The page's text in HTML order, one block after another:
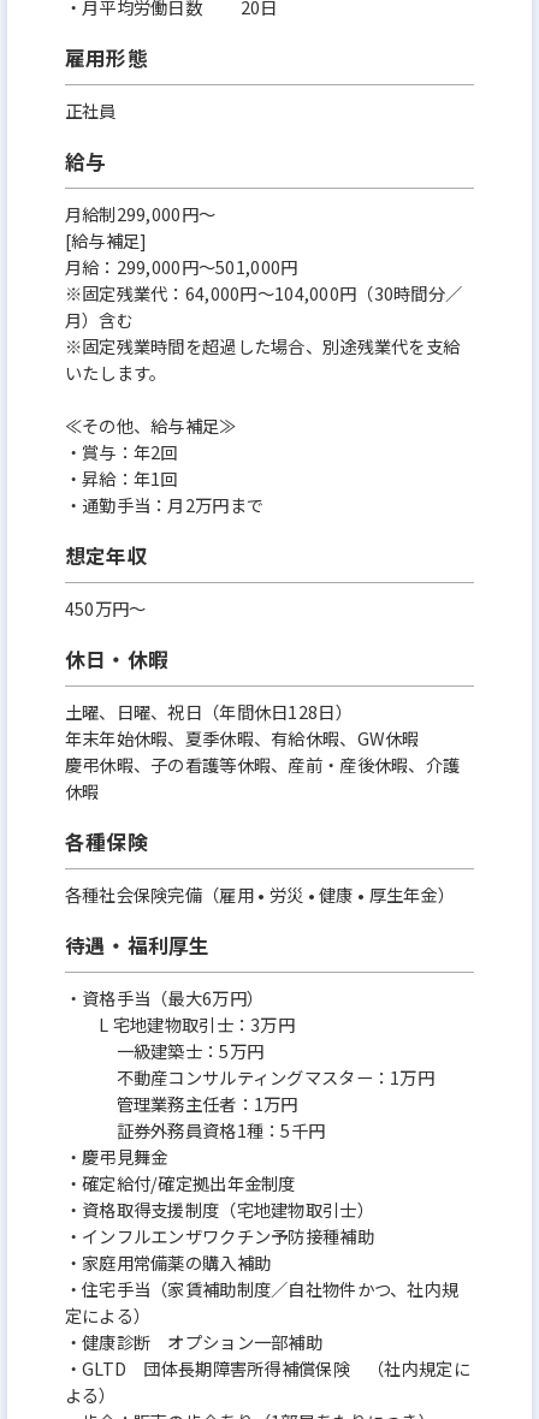
・月平均労働日数 20日
雇用形態
正社員
給与
月給制299,000円～
[給与補足]
月給：299,000円～501,000円
※固定残業代：64,000円～104,000円（30時間分／
月）含む
※固定残業時間を超過した場合、別途残業代を支給
いたします。
≪その他、給与補足≫
・賞与：年2回
・昇給：年1回
・通勤手当：月2万円まで
想定年収
450万円〜
休日・休暇
土曜、日曜、祝日（年間休日128日）
年末年始休暇、夏季休暇、有給休暇、GW休暇
慶弔休暇、子の看護等休暇、産前・産後休暇、介護
休暇
各種保険
各種社会保険完備（雇用 • 労災 • 健康 • 厚生年金）
待遇・福利厚生
・資格手当（最大6万円）
L 宅地建物取引士：3万円
一級建築士：5万円
不動産コンサルティングマスター：1万円
管理業務主任者：1万円
証券外務員資格1種：5千円
・慶弔見舞金
・確定給付/確定拠出年金制度
・資格取得支援制度（宅地建物取引士）
・インフルエンザワクチン予防接種補助
・家庭用常備薬の購入補助
・住宅手当（家賃補助制度／自社物件かつ、社内規
定による）
・健康診断 オプション一部補助
・GLTD 団体長期障害所得補償保険 （社内規定に
よる）